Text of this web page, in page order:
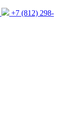
+7 (812) 298-